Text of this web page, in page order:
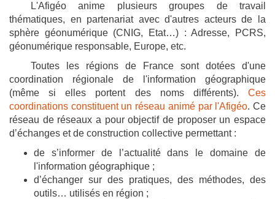
L'Afigéo anime plusieurs groupes de travail
thématiques, en partenariat avec d'autres acteurs de la
sphère géonumérique (CNIG, Etat…) : Adresse, PCRS,
géonumérique responsable, Europe, etc.
Toutes les régions de France sont dotées d'une
coordination régionale de l'information géographique
(même si elles portent des noms différents). Ces
coordinations constituent un réseau animé par l'Afigéo. Ce
réseau de réseaux a pour objectif de proposer un espace
d’échanges et de construction collective permettant :
de s’informer de l’actualité dans le domaine de
l'information géographique ;
d’échanger sur des pratiques, des méthodes, des
outils… utilisés en région ;